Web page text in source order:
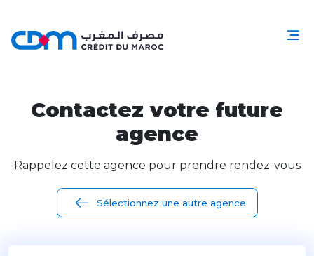
Contactez votre future
agence
Rappelez cette agence pour prendre rendez-vous
Sélectionnez une autre agence